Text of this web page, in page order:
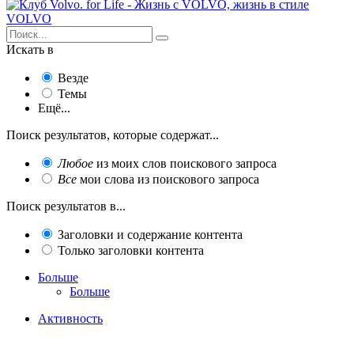
Искать в
Везде
Темы
Ещё...
Поиск результатов, которые содержат...
Любое из моих слов поискового запроса
Все мои слова из поискового запроса
Поиск результатов в...
Заголовки и содержание контента
Только заголовки контента
Больше
Больше
Активность